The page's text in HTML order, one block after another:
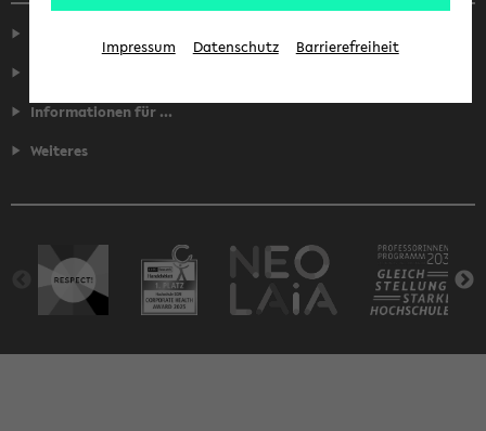
Informationen für ...
Weiteres
Impressum Datenschutz Barrierefreiheit